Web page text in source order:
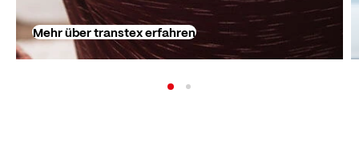
Mehr über transtex erfahren